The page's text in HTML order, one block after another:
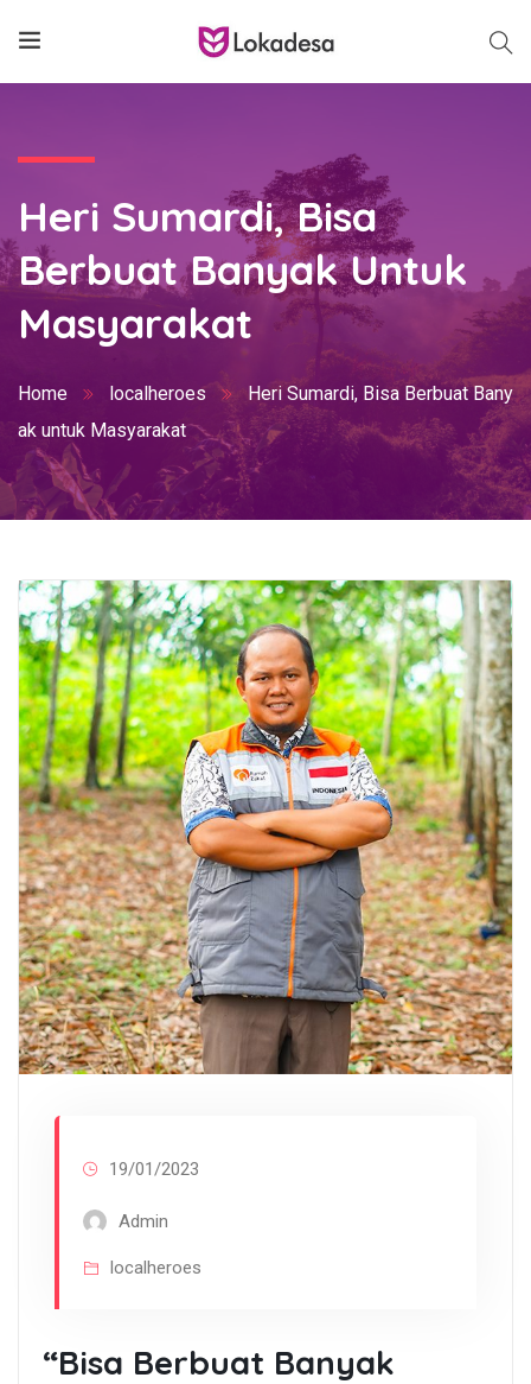
Heri Sumardi, Bisa
Berbuat Banyak Untuk
Masyarakat
Home localheroes
Heri Sumardi, Bisa Berbuat Bany
ak untuk Masyarakat
19/01/2023
Admin
localheroes
“Bisa Berbuat Banyak